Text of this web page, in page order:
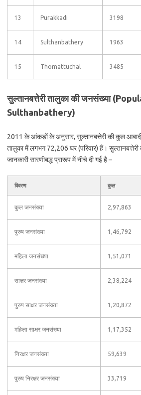
13 Purakkadi 3198
14 Sulthanbathery 1963
15 Thomattuchal 3485
सुल्तानबत्तेरी तालुका की जनसंख्या
Sulthanbathery)
2011 के आंकड़ों के अनुसार, सुल्तानबत्तेरी की कुल
तालुका में लगभग 72,206 घर (परिवार) हैं।
जानकारी सारणीबद्ध प्रारूप में नीचे दी गई है –
विवरण कुल
कुल जनसंख्या 2,97,863
पुरुष जनसंख्या 1,46,792
महिला जनसंख्या 1,51,071
साक्षर जनसंख्या 2,38,224
पुरुष साक्षर जनसंख्या 1,20,872
महिला साक्षर जनसंख्या 1,17,352
निरक्षर जनसंख्या 59,639
पुरुष निरक्षर जनसंख्या 33,719